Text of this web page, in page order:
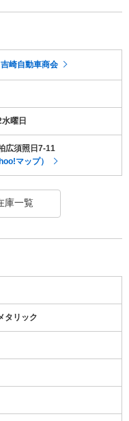
崎自動車商会
曜日
広須照日7-11
マップ）
庫一覧
タリック